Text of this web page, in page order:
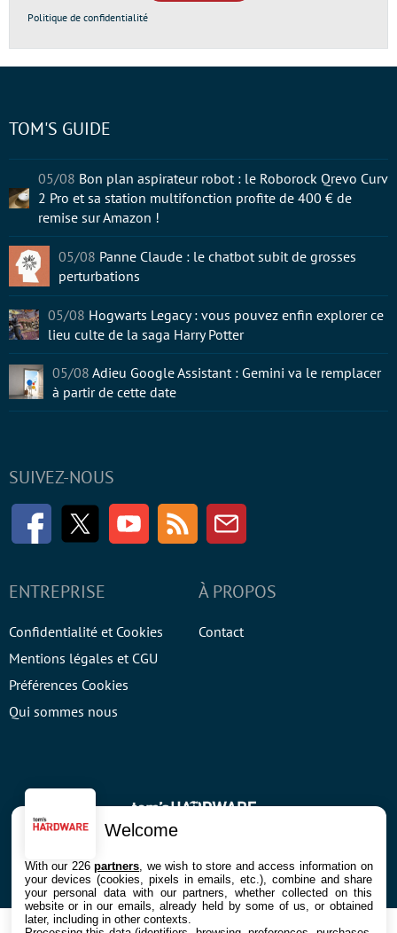
Politique de confidentialité
SUIVEZ-NOUS
FacebookTwitter Youtube RSS Newsletter
ENTREPRISE
Confidentialité et Cookies
Mentions légales et CGU
Préférences Cookies
Qui sommes nous
À PROPOS
Contact
© 2026 Galaxie Media Tous droits réservés
TOM'S GUIDE
05/08 Bon plan aspirateur robot : le Roborock Qrevo Curv
2 Pro et sa station multifonction profite de 400 € de
remise sur Amazon !
05/08 Panne Claude : le chatbot subit de grosses
perturbations
05/08 Hogwarts Legacy : vous pouvez enfin explorer ce
lieu culte de la saga Harry Potter
05/08 Adieu Google Assistant : Gemini va le remplacer
à partir de cette date
Welcome
With our 226partners , we wish to store and access information on
your devices (cookies, pixels in emails, etc.), combine and share
your personal data with our partners, whether collected on this
website or in our emails, already held by some of us, or obtained
later, including in other contexts.